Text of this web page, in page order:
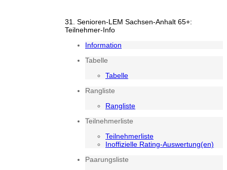
31. Senioren-LEM Sachsen-Anhalt 65+:
Teilnehmer-Info
Information
Tabelle
Tabelle
Rangliste
Rangliste
Teilnehmerliste
Teilnehmerliste
Inoffizielle Rating-Auswertung(en)
Paarungsliste